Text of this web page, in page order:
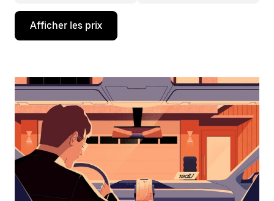
Appuyez
la
bas
interagir
avec
calendrier
et
sélectionner
une
date.
Appuyez
Afficher les prix